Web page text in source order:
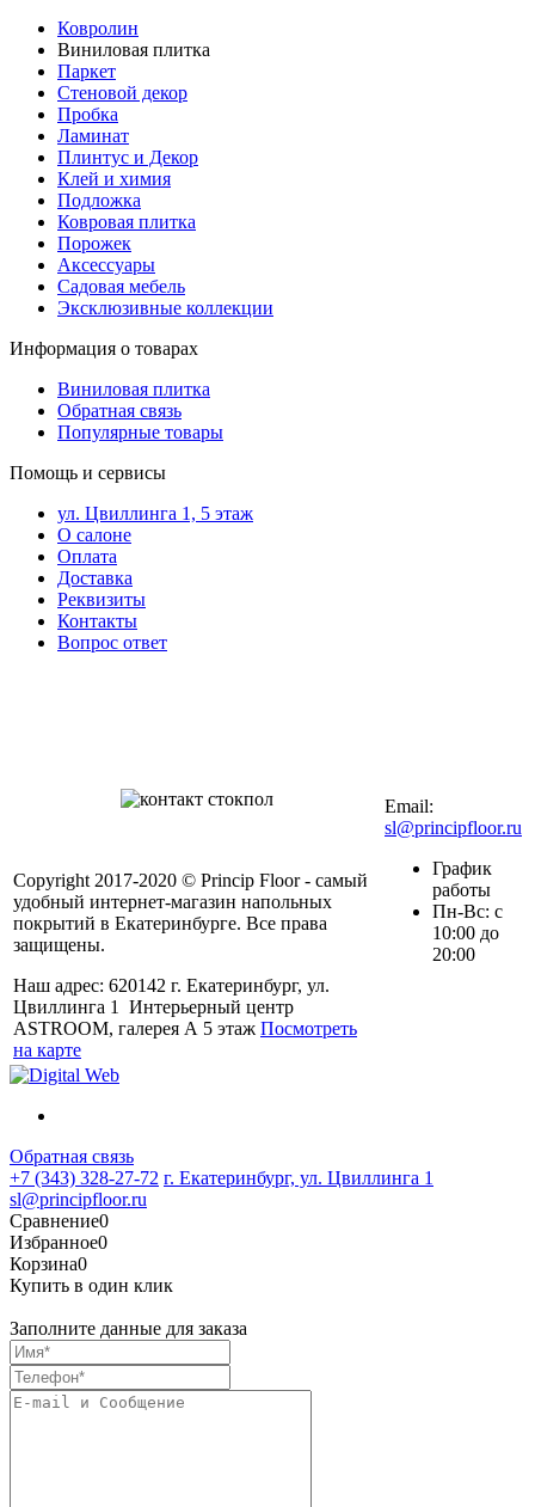
Ковролин
Виниловая плитка
Паркет
Стеновой декор
Пробка
Ламинат
Плинтус и Декор
Клей и химия
Подложка
Ковровая плитка
Порожек
Аксессуары
Садовая мебель
Эксклюзивные коллекции
Информация о товарах
Виниловая плитка
Обратная связь
Популярные товары
Помощь и сервисы
ул. Цвиллинга 1, 5 этаж
О салоне
Оплата
Доставка
Реквизиты
Контакты
Вопрос ответ
Copyright 2017-2020 © Princip Floor - самый
удобный интернет-магазин напольных
покрытий в Екатеринбурге. Все права
защищены.
Наш адрес: 620142 г. Екатеринбург, ул.
Цвиллинга 1 Интерьерный центр
ASTROOM, галерея А 5 этаж Посмотреть
на карте
Email:
sl@principfloor.ru
График
работы
Пн-Вс: с
10:00 до
20:00
Обратная связь
+7 (343) 328-27-72 г. Екатеринбург, ул. Цвиллинга 1
sl@principfloor.ru
Сравнение0
Избранное0
Корзина0
Купить в один клик
Заполните данные для заказа